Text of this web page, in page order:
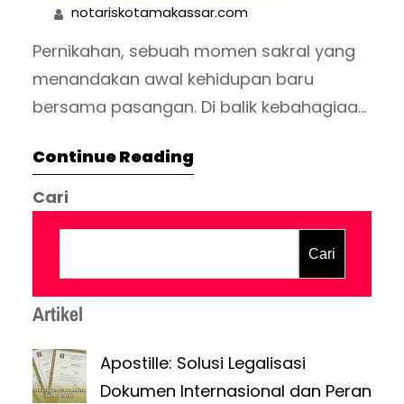
notariskotamakassar.com
Pernikahan, sebuah momen sakral yang
menandakan awal kehidupan baru
bersama pasangan. Di balik kebahagiaan
untuk mempersiapkan diri dengan segala
kemungkinan, termasuk dalam hal
keuangan dan harta benda. Di sinilah
peran perjanjian pranikah (prenuptial
agreement) dan perjanjian pascanikah
(postnuptial agreement) menjadi
nuptial dan Post-nuptial Agreement
Meskipun memiliki tujuan…
Continue Reading
Cari
Cari
Artikel
Apostille: Solusi Legalisasi
Dokumen Internasional dan Peran